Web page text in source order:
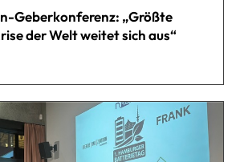
Geberkonferenz: „Größte
der Welt weitet sich aus“